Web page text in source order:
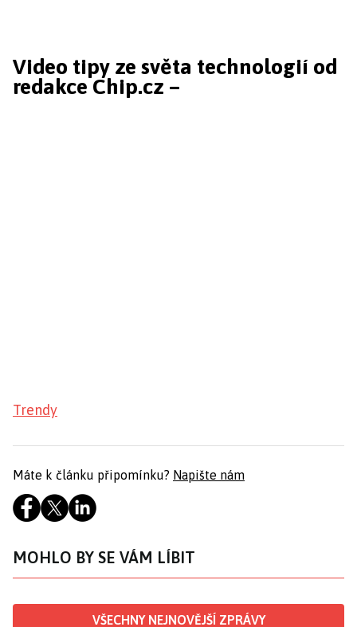
Video tipy ze světa technologií od
redakce Chip.cz –
Trendy
Máte k článku připomínku? Napište nám
MOHLO BY SE VÁM LÍBIT
VŠECHNY NEJNOVĚJŠÍ ZPRÁVY